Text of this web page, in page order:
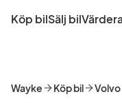
tillKöp bilSälj bil
Wayke Köp bil Volvo